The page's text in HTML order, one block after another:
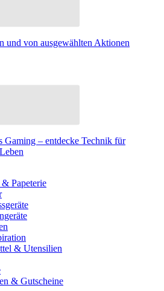
und von ausgewählten Aktionen
Gaming – entdecke Technik für
Papeterie
& Utensilien
& Gutscheine